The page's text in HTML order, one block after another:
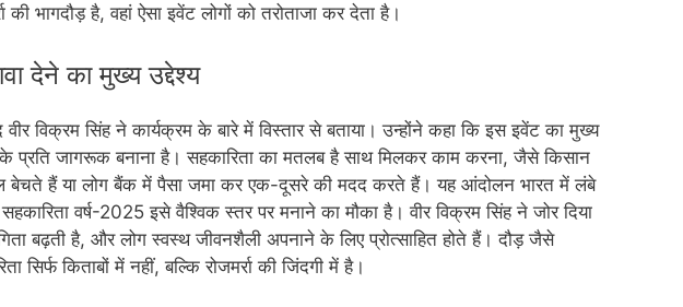
की भागदौड़ है, वहां ऐसा इवेंट लोगों को तरोताजा कर देता है।
देने का मुख्य उद्देश्य
वीर विक्रम सिंह ने कार्यक्रम के बारे में विस्तार से बताया। उन्होंने कहा कि इस इवेंट का मुख्य
प्रति जागरूक बनाना है। सहकारिता का मतलब है साथ मिलकर काम करना, जैसे किसान
बेचते हैं या लोग बैंक में पैसा जमा कर एक-दूसरे की मदद करते हैं। यह आंदोलन भारत में लंबे
वर्ष-2025 इसे वैश्विक स्तर पर मनाने का मौका है। वीर विक्रम सिंह ने जोर दिया
बढ़ती है, और लोग स्वस्थ जीवनशैली अपनाने के लिए प्रोत्साहित होते हैं। दौड़ जैसे
किताबों में नहीं, बल्कि रोजमर्रा की जिंदगी में है।